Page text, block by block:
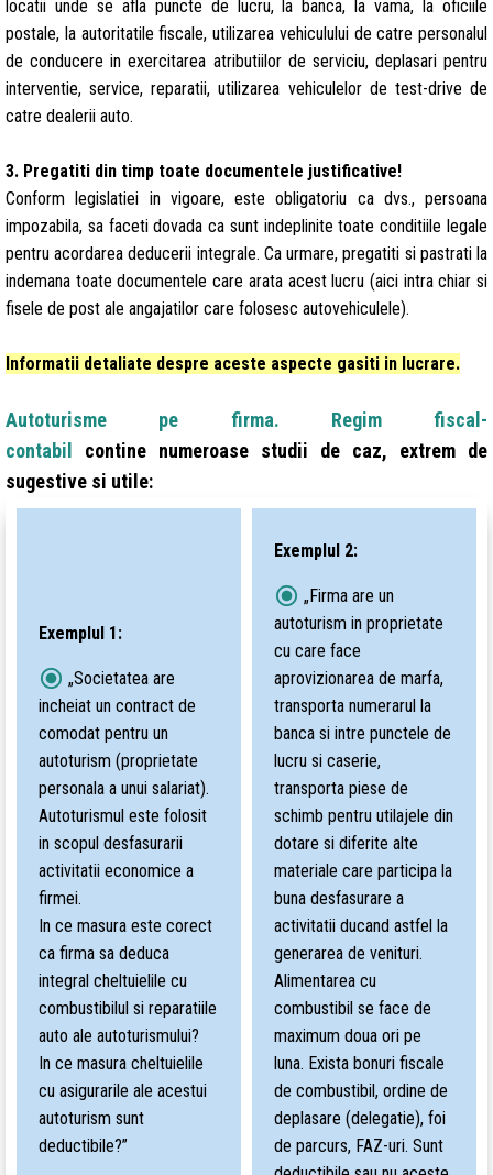
locatii unde se afla puncte de lucru, la banca, la vama, la oficiile
postale, la autoritatile fiscale, utilizarea vehiculului de catre personalul
de conducere in exercitarea atributiilor de serviciu, deplasari pentru
interventie, service, reparatii, utilizarea vehiculelor de test-drive de
catre dealerii auto.
3. Pregatiti din timp toate documentele justificative!
Conform legislatiei in vigoare, este obligatoriu ca dvs., persoana
impozabila, sa faceti dovada ca sunt indeplinite toate conditiile legale
pentru acordarea deducerii integrale. Ca urmare, pregatiti si pastrati la
indemana toate documentele care arata acest lucru (aici intra chiar si
fisele de post ale angajatilor care folosesc autovehiculele).
Informatii detaliate despre aceste aspecte gasiti in lucrare.
Autoturisme pe firma. Regim fiscal-
contabil contine numeroase studii de caz, extrem de
sugestive si utile:
Exemplul 1:
radio_button_checked „Societatea are
incheiat un contract de
comodat pentru un
autoturism (proprietate
personala a unui salariat).
Autoturismul este folosit
in scopul desfasurarii
activitatii economice a
firmei.
In ce masura este corect
ca firma sa deduca
integral cheltuielile cu
combustibilul si reparatiile
auto ale autoturismului?
In ce masura cheltuielile
cu asigurarile ale acestui
autoturism sunt
deductibile?”
Exemplul 2:
radio_button_checked „Firma are un
autoturism in proprietate
cu care face
aprovizionarea de marfa,
transporta numerarul la
banca si intre punctele de
lucru si caserie,
transporta piese de
schimb pentru utilajele din
dotare si diferite alte
materiale care participa la
buna desfasurare a
activitatii ducand astfel la
generarea de venituri.
Alimentarea cu
combustibil se face de
maximum doua ori pe
luna. Exista bonuri fiscale
de combustibil, ordine de
deplasare (delegatie), foi
de parcurs, FAZ-uri. Sunt